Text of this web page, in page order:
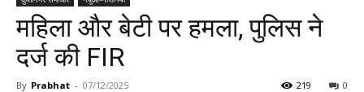
महिला और बेटी पर हमला, पुलिस ने
दर्ज की FIR
By Prabhat - 07/12/2025 0
219